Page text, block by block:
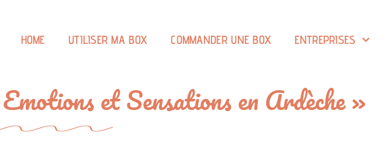
HOME UTILISER MA BOX COMMANDER UNE BOX ENTREPRISES
et Sensations en Ardèche »